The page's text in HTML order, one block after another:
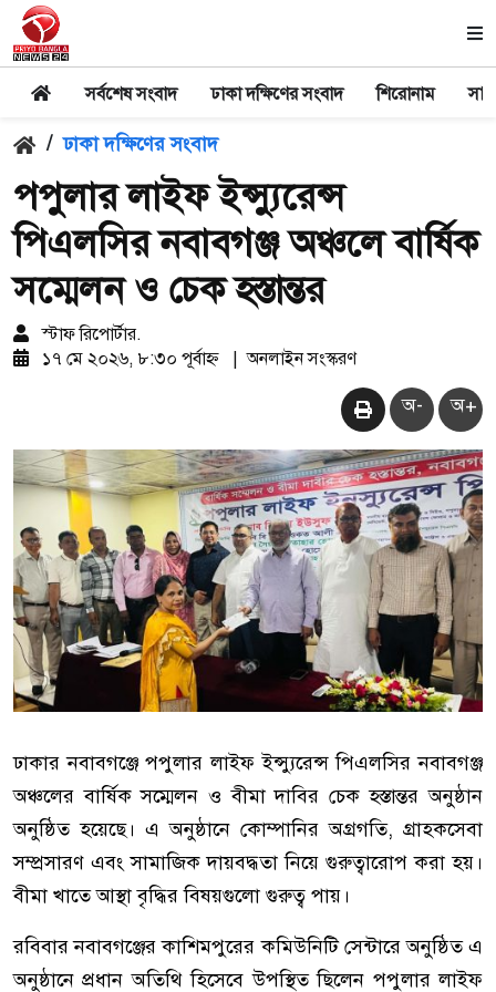
সর্বশেষ সংবাদ ঢাকা দক্ষিণের সংবাদ শিরোনাম
/ ঢাকা দক্ষিণের সংবাদ
পপুলার লাইফ ইন্স্যুরেন্স
পিএলসির নবাবগঞ্জ অঞ্চলে বার্ষিক
সম্মেলন ও চেক হস্তান্তর
স্টাফ রিপোর্টার.
১৭ মে ২০২৬, ৮:৩০ পূর্বাহ্ন
অনলাইন সংস্করণ
অ- অ+
ঢাকার নবাবগঞ্জে পপুলার লাইফ ইন্স্যুরেন্স পিএলসির নবাবগঞ্জ
অঞ্চলের বার্ষিক সম্মেলন ও বীমা দাবির চেক হস্তান্তর অনুষ্ঠান
অনুষ্ঠিত হয়েছে। এ অনুষ্ঠানে কোম্পানির অগ্রগতি, গ্রাহকসেবা
সম্প্রসারণ এবং সামাজিক দায়বদ্ধতা নিয়ে গুরুত্বারোপ করা হয়।
বীমা খাতে আস্থা বৃদ্ধির বিষয়গুলো গুরুত্ব পায়।
রবিবার নবাবগঞ্জের কাশিমপুরের কমিউনিটি সেন্টারে অনুষ্ঠিত এ
অনুষ্ঠানে প্রধান অতিথি হিসেবে উপস্থিত ছিলেন পপুলার লাইফ